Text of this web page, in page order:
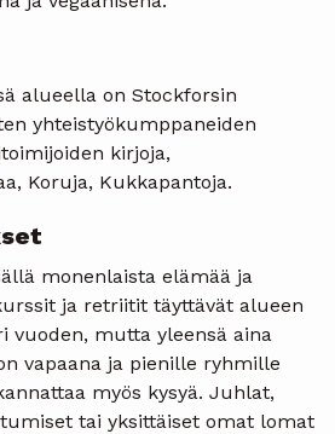
alueella on Stockforsin
yhteistyökumppaneiden
kirjoja,
Koruja, Kukkapantoja.
monenlaista elämää ja
ja retriitit täyttävät alueen
vuoden, mutta yleensä aina
vapaana ja pienille ryhmille
myös kysyä. Juhlat,
tai yksittäiset omat lomat